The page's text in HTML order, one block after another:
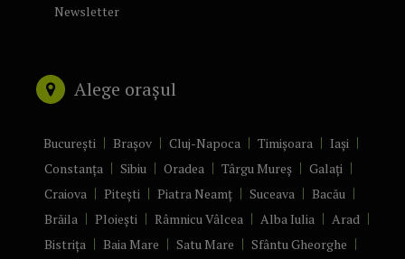
Newsletter
Alege orașul
București Brașov Cluj-Napoca Timișoara
Iași
Constanța
Sibiu Oradea Târgu Mureș
Galați
Craiova
Pitești Piatra Neamț Suceava
Bacău
Brăila
Ploiești Râmnicu Vâlcea Alba Iulia
Arad
Bistrița
Baia Mare Satu Mare
Sfântu Gheorghe